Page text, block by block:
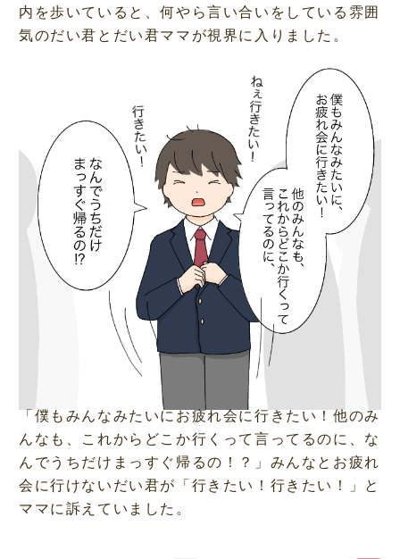
内を歩いていると、何やら言い合いをしている雰囲
気のだい君とだい君ママが視界に入りました。
「僕もみんなみたいにお疲れ会に行きたい！他のみ
んなも、これからどこか行くって言ってるのに、な
んでうちだけまっすぐ帰るの！？」みんなとお疲れ
会に行けないだい君が「行きたい！行きたい！」と
ママに訴えていました。